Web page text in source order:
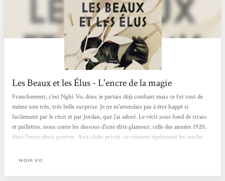
Les Beaux et les Élus - L'encre de la magie
Franchement, c'est Nghi Vo, donc je partais déjà confiant mais ce fut tout de
même une très, très belle surprise. Je ne m'attendais pas à être happé si
facilement par le récit et par Jordan, que j'ai adoré. Le récit sous fond de strass
et paillettes, nous conte les dessous d'une élite glamour, celle des années 1920,
dans l'entre deux guerres. Aux clubs privés, se côtoient également les cercles
Vo réinvente l'univers du roman de Fitzgerald, "Gatsby", que j'avoue n'avoir...
NGHI VO